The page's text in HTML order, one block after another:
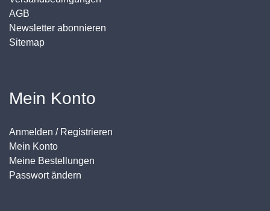
AGB
Newsletter abonnieren
Sitemap
Mein Konto
Anmelden / Registrieren
Mein Konto
Meine Bestellungen
Passwort ändern